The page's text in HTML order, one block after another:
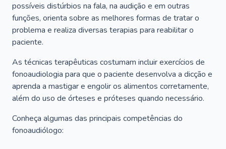
possíveis distúrbios na fala, na audição e em outras
funções, orienta sobre as melhores formas de tratar o
problema e realiza diversas terapias para reabilitar o
paciente.
As técnicas terapêuticas costumam incluir exercícios de
fonoaudiologia para que o paciente desenvolva a dicção e
aprenda a mastigar e engolir os alimentos corretamente,
além do uso de órteses e próteses quando necessário.
Conheça algumas das principais competências do
fonoaudiólogo: